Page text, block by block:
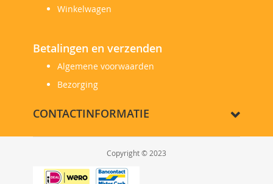
Winkelwagen
Betalingen en verzenden
Algemene voorwaarden
Bezorging
CONTACTINFORMATIE
Copyright © 2023